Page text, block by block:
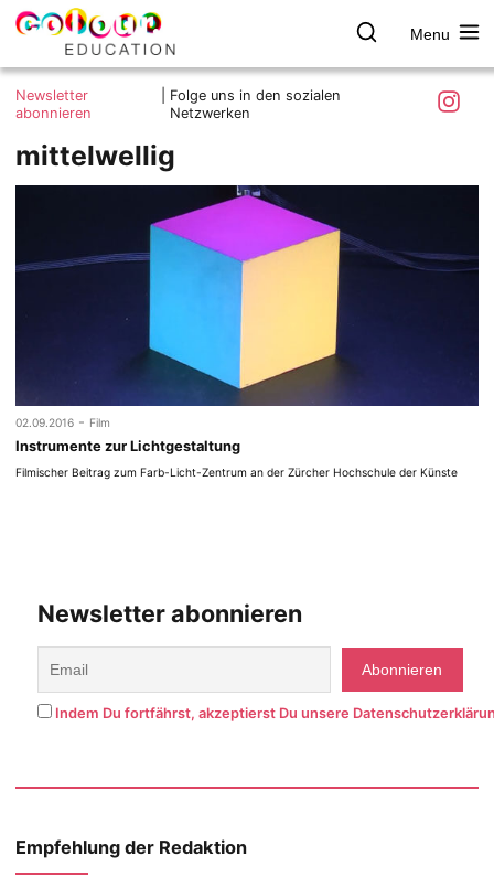
Skip
colour.education
Farbe
entdecken
Menu
Was ist colour.education?
Ziele und Mitmachen
Kontakt
Impressum
Datenschutzerklärung
Newsletter
abonnieren
Folge uns in den sozialen
Netzwerken
mittelwellig
02.09.2016 - Film
Instrumente zur Lichtgestaltung
Filmischer Beitrag zum Farb-Licht-Zentrum an der Zürcher Hochschule der Künste
Newsletter abonnieren
Indem Du fortfährst, akzeptierst Du unsere
Empfehlung der Redaktion